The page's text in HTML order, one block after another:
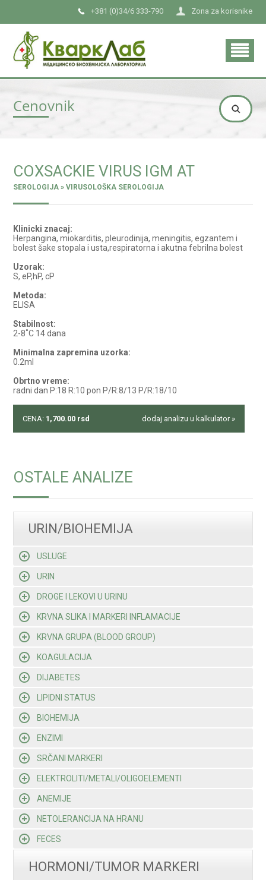
Zona za korisnike
+381 (0)34/6 333-790
Cenovnik
COXSACKIE VIRUS IGM AT
SEROLOGIJA » VIRUSOLOŠKA SEROLOGIJA
Klinicki znacaj:
Herpangina, miokarditis, pleurodinija, meningitis, egzantem i
bolest šake stopala i usta,respiratorna i akutna febrilna bolest
Uzorak:
S, eP,hP, cP
Metoda:
ELISA
Stabilnost:
2-8˚C 14 dana
Minimalna zapremina uzorka:
0.2ml
Obrtno vreme:
radni dan P:18 R:10 pon P/R:8/13 P/R:18/10
CENA: 1,700.00 rsd dodaj analizu u kalkulator »
OSTALE ANALIZE
URIN/BIOHEMIJA
USLUGE
URIN
DROGE I LEKOVI U URINU
KRVNA SLIKA I MARKERI INFLAMACIJE
KRVNA GRUPA (BLOOD GROUP)
KOAGULACIJA
DIJABETES
LIPIDNI STATUS
BIOHEMIJA
ENZIMI
SRČANI MARKERI
ELEKTROLITI/METALI/OLIGOELEMENTI
ANEMIJE
NETOLERANCIJA NA HRANU
FECES
HORMONI/TUMOR MARKERI